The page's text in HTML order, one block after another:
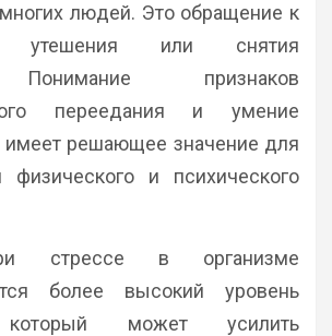
людей. Это обращение к
или снятия
признаков
переедания и умение
имеет решающее значение для
физического и психического
стрессе в организме
более высокий уровень
который может усилить